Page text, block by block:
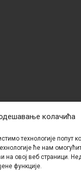
колачића
технологије попут
ће нам
на овој веб страници.
функције.